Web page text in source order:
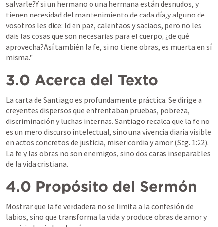
salvarle?Y si un hermano o una hermana están desnudos, y
tienen necesidad del mantenimiento de cada día,y alguno de
vosotros les dice: Id en paz, calentaos y saciaos, pero no les
dais las cosas que son necesarias para el cuerpo, ¿de qué
aprovecha?Así también la fe, si no tiene obras, es muerta en sí
misma."
3.0 Acerca del Texto
La carta de Santiago es profundamente práctica. Se dirige a
creyentes dispersos que enfrentaban pruebas, pobreza,
discriminación y luchas internas. Santiago recalca que la fe no
es un mero discurso intelectual, sino una vivencia diaria visible
en actos concretos de justicia, misericordia y amor (Stg. 1:22).
La fe y las obras no son enemigos, sino dos caras inseparables
de la vida cristiana.
4.0 Propósito del Sermón
Mostrar que la fe verdadera no se limita a la confesión de
labios, sino que transforma la vida y produce obras de amor y